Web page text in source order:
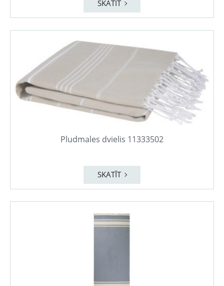
SKATĪT
Pludmales dvielis 11333502
SKATĪT